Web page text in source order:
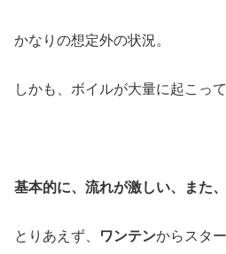
かなりの想定外の状況。
しかも、ボイルが大量に起こって
基本的に、流れが激しい、また
とりあえず、 ワンテンからスタ